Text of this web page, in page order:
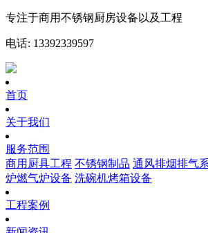
专注于商用不锈钢厨房设备以及工程
电话: 13392339597
首页
关于我们
服务范围
商用厨具工程 不锈钢制品 通风排烟排气
炉燃气炉设备 洗碗机烤箱设备
工程案例